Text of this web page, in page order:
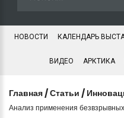
НОВОСТИ КАЛЕНДАРЬ
ВИДЕО АРКТИКА
Главная /Статьи /
Анализ применения